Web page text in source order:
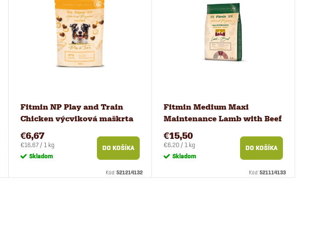
Fitmin NP Play and Train
Chicken výcviková maškrta
pre psov 400 g
€6,67
Jednotková
cena:
€16,67 / 1 kg
Skladom
DO KOŠÍKA
Kód:521214132
Fitmin Medium Maxi
Maintenance Lamb with Beef
krmivo pre psov 2,5 kg
€15,50
Jednotková
cena:
€6,20 / 1 kg
Skladom
DO KOŠÍKA
Kód:521114133